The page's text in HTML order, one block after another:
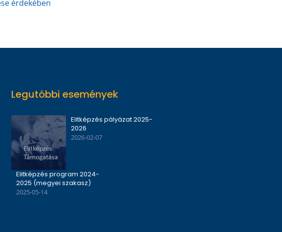
érdekében
Legutóbbi események
Elitképzés pályázat 2025-
2026
2026-02-07
Elitképzés program 2024-
2025 (megyei szakasz)
2025-05-14